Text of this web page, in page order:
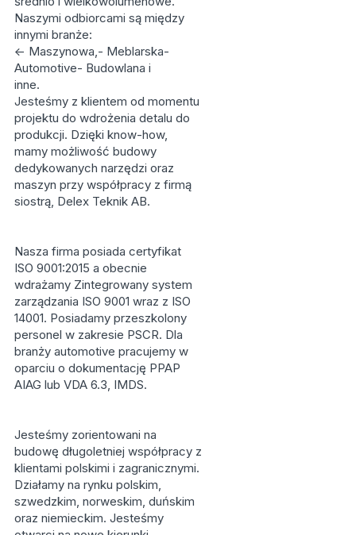
Naszymi odbiorcami są między
innymi branże:
<- Maszynowa,- Meblarska-
Automotive- Budowlana i
inne.
Jesteśmy z klientem od momentu
projektu do wdrożenia detalu do
produkcji. Dzięki know-how,
mamy możliwość budowy
dedykowanych narzędzi oraz
maszyn przy współpracy z firmą
siostrą, Delex Teknik AB.
Nasza firma posiada certyfikat
ISO 9001:2015 a obecnie
wdrażamy Zintegrowany system
zarządzania ISO 9001 wraz z ISO
14001. Posiadamy przeszkolony
personel w zakresie PSCR. Dla
branży automotive pracujemy w
oparciu o dokumentację PPAP
AIAG lub VDA 6.3, IMDS.
Jesteśmy zorientowani na
budowę długoletniej współpracy z
klientami polskimi i zagranicznymi.
Działamy na rynku polskim,
szwedzkim, norweskim, duńskim
oraz niemieckim. Jesteśmy